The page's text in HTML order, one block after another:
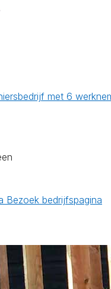
met 6
Bezoek bedrijfspagina